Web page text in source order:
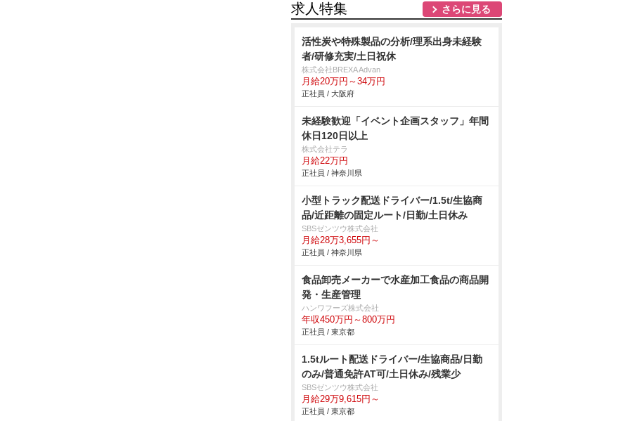
求人特集 さらに見る
活性炭や特殊製品の分析/理系出身未経験
者/研修充実/土日祝休
株式会社BREXA Advan
月給20万円～34万円
正社員 / 大阪府
未経験歓迎「イベント企画スタッフ」年間
休日120日以上
株式会社テラ
月給22万円
正社員 / 神奈川県
小型トラック配送ドライバー/1.5t/生協商
品/近距離の固定ルート/日勤/土日休み
SBSゼンツウ株式会社
月給28万3,655円～
正社員 / 神奈川県
食品卸売メーカーで水産加工食品の商品開
発・生産管理
ハンワフーズ株式会社
年収450万円～800万円
正社員 / 東京都
1.5tルート配送ドライバー/生協商品/日勤
のみ/普通免許AT可/土日休み/残業少
SBSゼンツウ株式会社
月給29万9,615円～
正社員 / 東京都